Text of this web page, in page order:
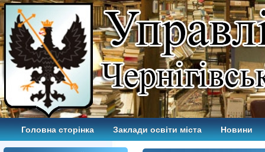
Головна сторінка Заклади освіти міста Новини